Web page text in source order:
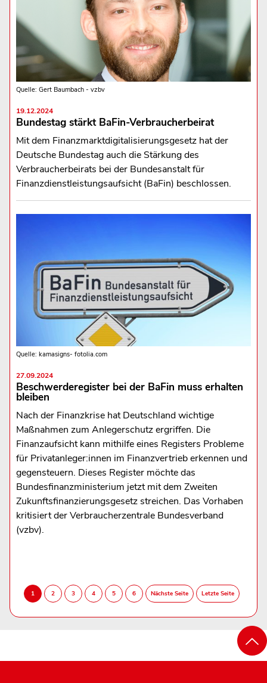
Quelle: Gert Baumbach - vzbv
19.12.2024
Bundestag stärkt BaFin-Verbraucherbeirat
Mit dem Finanzmarktdigitalisierungsgesetz hat der
Deutsche Bundestag auch die Stärkung des
Verbraucherbeirats bei der Bundesanstalt für
Finanzdienstleistungsaufsicht (BaFin) beschlossen.
Quelle: kamasigns- fotolia.com
27.09.2024
Beschwerderegister bei der BaFin muss erhalten
bleiben
Nach der Finanzkrise hat Deutschland wichtige
Maßnahmen zum Anlegerschutz ergriffen. Die
Finanzaufsicht kann mithilfe eines Registers Probleme
für Privatanleger:innen im Finanzvertrieb erkennen und
gegensteuern. Dieses Register möchte das
Bundesfinanzministerium jetzt mit dem Zweiten
Zukunftsfinanzierungsgesetz streichen. Das Vorhaben
kritisiert der Verbraucherzentrale Bundesverband
(vzbv).